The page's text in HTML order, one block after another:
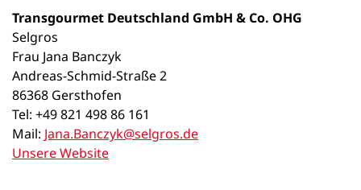
Transgourmet Deutschland GmbH & Co. OHG
Selgros
Frau Jana Banczyk
Andreas-Schmid-Straße 2
86368 Gersthofen
Tel: +49 821 498 86 161
Mail: Jana.Banczyk@selgros.de
Unsere Website